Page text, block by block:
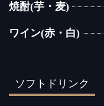
焼酎(芋・麦)
ワイン(赤・白)
ソフトドリンク